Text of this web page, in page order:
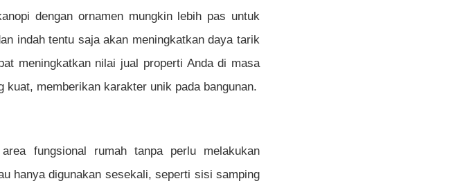
dengan ornamen mungkin lebih pas untuk
indah tentu saja akan meningkatkan daya tarik
meningkatkan nilai jual properti Anda di masa
memberikan karakter unik pada bangunan.
fungsional rumah tanpa perlu melakukan
hanya digunakan sesekali, seperti sisi samping